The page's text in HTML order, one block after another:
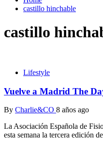
castillo hinchable
castillo
Lifestyle
Vuelve a Madrid The
By Charlie&CO 8 años ago
La Asociación Española de
esta semana la tercera edición